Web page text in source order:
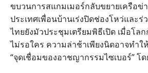
ขบวนการสแกมเมอร์กลับขยายเครือ
ประเทศเพื่อนบ้านเร่งปิดช่องโหว่และ
ไทยยังมัวประชุมเตรียมพิธีเปิด เมื่อโล
ไม่รอใคร ความล่าช้าเพียงนิดอาจทำใ
“จุดเชื่อมของอาชญากรรมไซเบอร์” โด